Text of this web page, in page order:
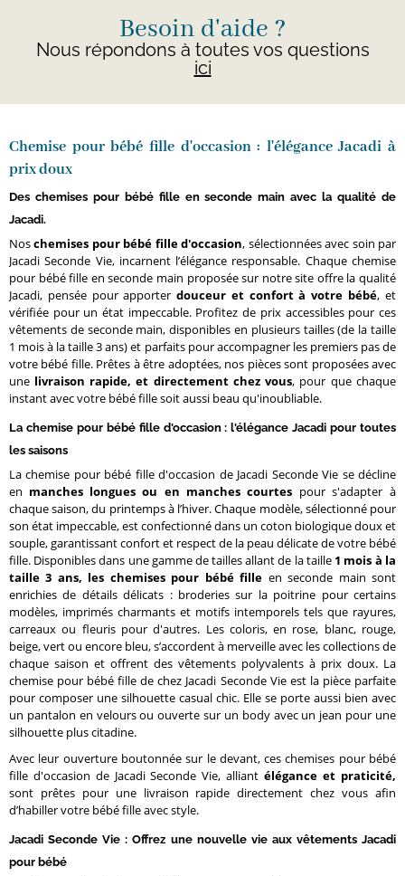
Besoin d'aide ?
Nous répondons à toutes vos questions
ici
Chemise pour bébé fille d'occasion : l'élégance Jacadi à
prix doux
Des chemises pour bébé fille en seconde main avec la qualité de
Jacadi.
Noschemises pour bébé fille d'occasion, sélectionnées avec soin par
Jacadi Seconde Vie, incarnent l’élégance responsable. Chaque chemise
pour bébé fille en seconde main proposée sur notre site offre la qualité
Jacadi, pensée pour apporter douceur et confort à votre bébé, et
vérifiée pour un état impeccable. Profitez de prix accessibles pour ces
vêtements de seconde main, disponibles en plusieurs tailles (de la taille
1 mois à la taille 3 ans) et parfaits pour accompagner les premiers pas de
votre bébé fille. Prêtes à être adoptées, nos pièces sont proposées avec
une livraison rapide, et directement chez vous, pour que chaque
instant avec votre bébé fille soit aussi beau qu'inoubliable.
La chemise pour bébé fille d'occasion : l'élégance Jacadi pour toutes
les saisons
La chemise pour bébé fille d'occasion de Jacadi Seconde Vie se décline
en manches longues ou en manches courtes pour s'adapter à
chaque saison, du printemps à l’hiver. Chaque modèle, sélectionné pour
son état impeccable, est confectionné dans un coton biologique doux et
souple, garantissant confort et respect de la peau délicate de votre bébé
fille. Disponibles dans une gamme de tailles allant de la taille 1 mois à la
taille 3 ans, les chemises pour bébé fille en seconde main sont
enrichies de détails délicats : broderies sur la poitrine pour certains
modèles, imprimés charmants et motifs intemporels tels que rayures,
carreaux ou fleuris pour d'autres. Les coloris, en rose, blanc, rouge,
beige, vert ou encore bleu, s’accordent à merveille avec les collections de
chaque saison et offrent des vêtements polyvalents à prix doux. La
chemise pour bébé fille de chez Jacadi Seconde Vie est la pièce parfaite
pour composer une silhouette casual chic. Elle se porte aussi bien avec
un pantalon en velours ou ouverte sur un body avec un jean pour une
silhouette plus citadine.
Avec leur ouverture boutonnée sur le devant, ces chemises pour bébé
fille d'occasion de Jacadi Seconde Vie, alliant élégance et praticité,
sont prêtes pour une livraison rapide directement chez vous afin
d’habiller votre bébé fille avec style.
Jacadi Seconde Vie : Offrez une nouvelle vie aux vêtements Jacadi
pour bébé